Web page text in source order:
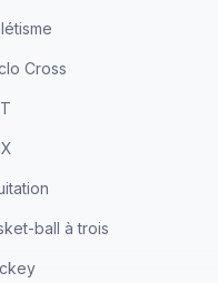
Cross
ball à trois